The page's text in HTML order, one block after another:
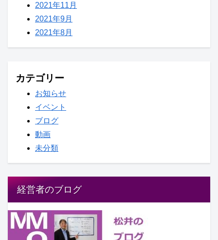
2021年11月
2021年9月
2021年8月
カテゴリー
お知らせ
イベント
ブログ
動画
未分類
経営者のブログ